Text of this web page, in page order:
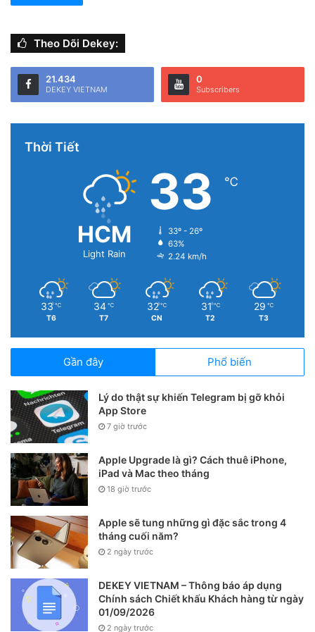
Bước 3: Với bản PDF này, bạn cũng có thể chọn chia
tìm kiếm nội dung trong văn bản (OCR) , …
Các tính năng nổi bật của
Adobe Scan
Quét mọi thứ chỉ với 1 chạm
Với tính năng chụp tự động, bạn chỉ việc đưa camera về
Theo Dõi Dekey:
21.434
DEKEY VIETNAM
0
Subscribers
Thời Tiết
HCM
Light Rain
33 ℃
33º - 26º
63%
2.24 km/h
33 ℃
T6
34 ℃
T7
32 ℃
CN
31 ℃
T2
29 ℃
T3
Gần đây Phổ biến
Lý do thật sự khiến Telegram bị gỡ khỏi
App Store
7 giờ trước
Apple Upgrade là gì? Cách thuê iPhone,
iPad và Mac theo tháng
18 giờ trước
Apple sẽ tung những gì đặc sắc trong 4
tháng cuối năm?
2 ngày trước
DEKEY VIETNAM – Thông báo áp dụng
Chính sách Chiết khấu Khách hàng từ ngày
01/09/2026
2 ngày trước